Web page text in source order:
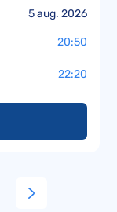
5 aug. 2026
20:50
22:20